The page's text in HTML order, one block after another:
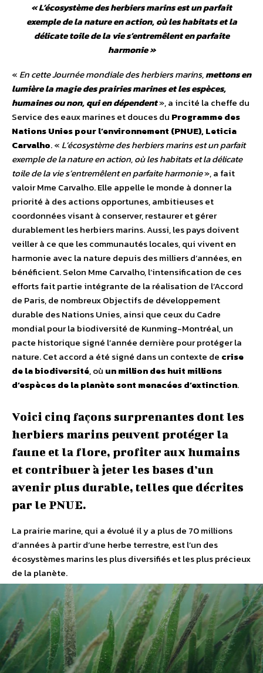
«L’écosystème des herbiers marins est un parfait
exemple de la nature en action, où les habitats et la
délicate toile de la vie s’entremêlent en parfaite
harmonie»
« En cette Journée mondiale des herbiers marins,mettons en
lumière la magie des prairies marines et les espèces,
humaines ou non, qui en dépendent», a incité la cheffe du
Service des eaux marines et douces du Programme des
Nations Unies pour l’environnement (PNUE), Leticia
Carvalho. « L’écosystème des herbiers marins est un parfait
exemple de la nature en action, où les habitats et la délicate
toile de la vie s’entremêlent en parfaite harmonie», a fait
valoir Mme Carvalho.Elle appelle le monde à donner la
priorité à des actions opportunes, ambitieuses et
coordonnées visant à conserver, restaurer et gérer
durablement les herbiers marins. Aussi, les pays doivent
veiller à ce que les communautés locales, qui vivent en
harmonie avec la nature depuis des milliers d’années, en
bénéficient. Selon Mme Carvalho, l’intensification de ces
efforts fait partie intégrante de la réalisation de l’Accord
de Paris, de nombreux Objectifs de développement
durable des Nations Unies, ainsi que ceux du Cadre
mondial pour la biodiversité de Kunming-Montréal, un
pacte historique signé l’année dernière pour protéger la
nature. Cet accord a été signé dans un contexte de crise
de la biodiversité, où un million des huit millions
d’espèces de la planète sont menacées d’extinction.
Voici cinq façons surprenantes dont les
herbiers marins peuvent protéger la
faune et la flore, profiter aux humains
et contribuer à jeter les bases d’un
avenir plus durable, telles que décrites
par le PNUE.
La prairie marine, qui a évolué il y a plus de 70 millions
d’années à partir d’une herbe terrestre, est l’un des
écosystèmes marins les plus diversifiés et les plus précieux
de la planète.